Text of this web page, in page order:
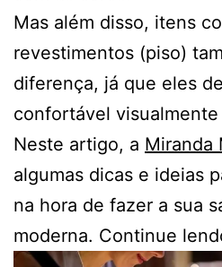
Mas além disso, itens
revestimentos (piso)
diferença, já que eles
confortável
Neste artigo, a Miranda
algumas dicas e ideias
na hora de fazer a sua
moderna. Continue